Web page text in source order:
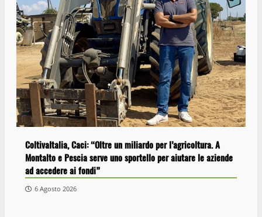
ColtivaItalia, Caci: “Oltre un miliardo per l’agricoltura. A
Montalto e Pescia serve uno sportello per aiutare le aziende
ad accedere ai fondi”
6 Agosto 2026